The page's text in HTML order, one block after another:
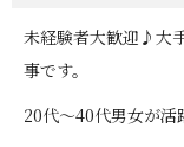
未経験者大歓迎♪大
事です。
20代～40代男女が活